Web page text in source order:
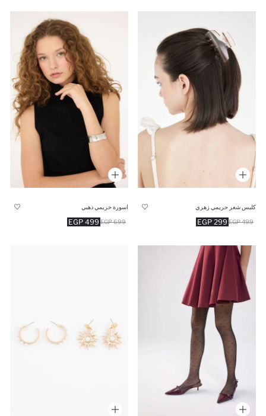
كلبس شعر حريمي زهري
299 EGP 499 EGP
اسورة حريمي ذهبي
499 EGP 699 EGP